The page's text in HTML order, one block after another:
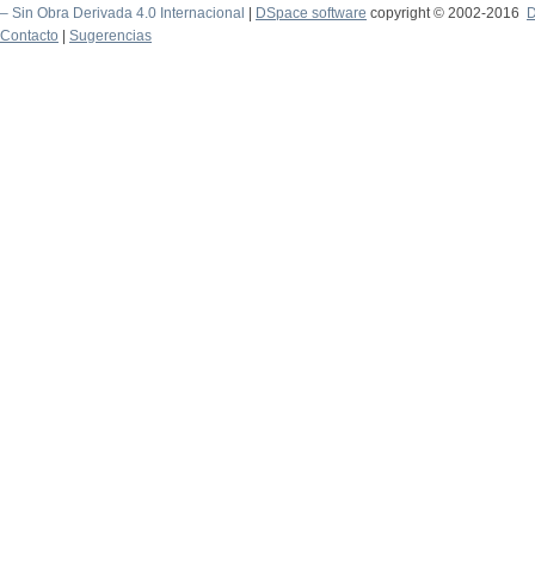
– Sin Obra Derivada 4.0 Internacional
DSpace software copyright © 2002-2016
Contacto
Sugerencias